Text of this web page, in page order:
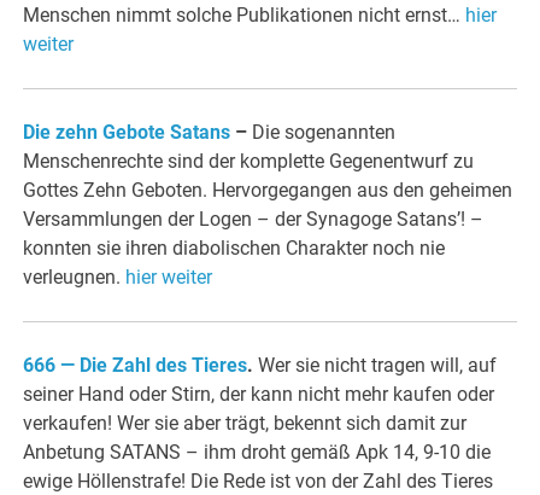
Menschen nimmt solche Publikationen nicht ernst… hier
weiter
Die zehn Gebote Satans – Die sogenannten
Menschenrechte sind der komplette Gegenentwurf zu
Gottes Zehn Geboten. Hervorgegangen aus den geheimen
Versammlungen der Logen – der Synagoge Satans’! –
konnten sie ihren diabolischen Charakter noch nie
verleugnen. hier weiter
666 — Die Zahl des Tieres. Wer sie nicht tragen will, auf
seiner Hand oder Stirn, der kann nicht mehr kaufen oder
verkaufen! Wer sie aber trägt, bekennt sich damit zur
Anbetung SATANS – ihm droht gemäß Apk 14, 9-10 die
ewige Höllenstrafe! Die Rede ist von der Zahl des Tieres